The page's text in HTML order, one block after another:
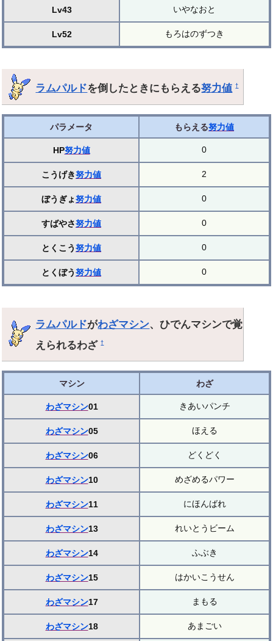
Lv43 いやなおと
Lv52 もろはのずつき
ラムパルドを倒したときにもらえる努力値 †
パラメータ もらえる努力値
HP努力値 0
こうげき努力値 2
ぼうぎょ努力値 0
すばやさ努力値 0
とくこう努力値 0
とくぼう努力値 0
ラムパルドがわざマシン、ひでんマシンで覚
えられるわざ†
マシン わざ
わざマシン01 きあいパンチ
わざマシン05 ほえる
わざマシン06 どくどく
わざマシン10 めざめるパワー
わざマシン11 にほんばれ
わざマシン13 れいとうビーム
わざマシン14 ふぶき
わざマシン15 はかいこうせん
わざマシン17 まもる
わざマシン18 あまごい